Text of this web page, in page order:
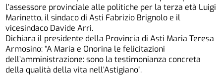
l’assessore provinciale alle politiche per la terza età Luigi
Marinetto, il sindaco di Asti Fabrizio Brignolo e il
vicesindaco Davide Arri.
Dichiara il presidente della Provincia di Asti Maria Teresa
Armosino: “A Maria e Onorina le felicitazioni
dell’amministrazione: sono la testimonianza concreta
della qualità della vita nell’Astigiano”.